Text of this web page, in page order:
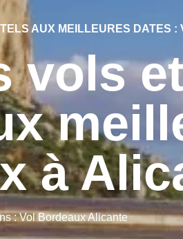
AUX MEILLEURES DATES
vols
à
: Vol Bordeaux Alicante